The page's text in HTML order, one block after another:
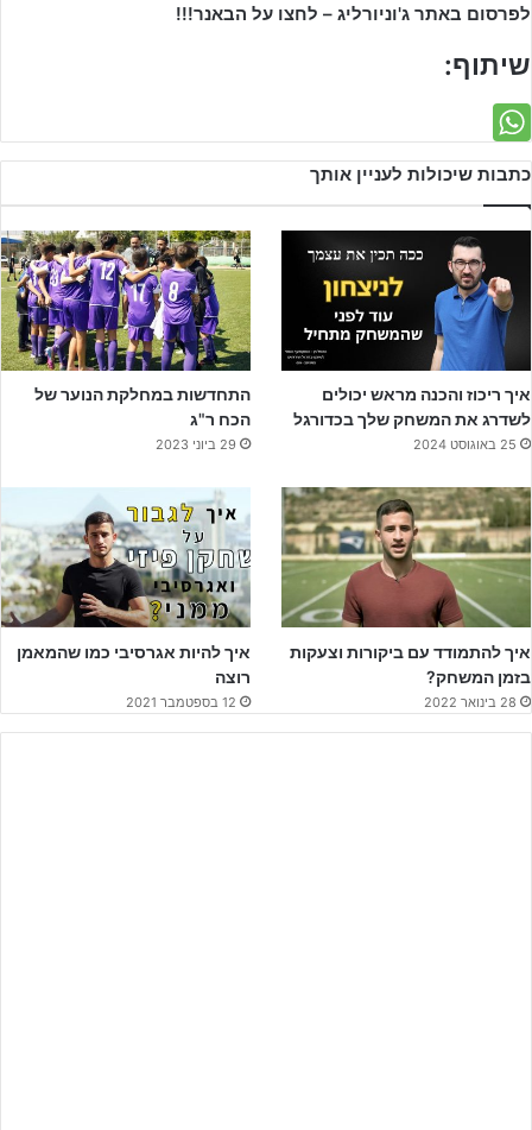
17. נדב בר קליפה, נס ציונה ילדים ב'
21 הצבעות
18
18. מג'ד אבו פאני, כפר קרע נערים ג'
15
לפרסום באתר ג'וניורליג – לחצו על הבאנר!!!
שיתוף:
כתבות שיכולות לעניין אותך
איך ריכוז והכנה מראש יכולים
לשדרג את המשחק שלך בכדורגל
25 באוגוסט 2024
התחדשות במחלקת הנוער של
הכח ר"ג
29 ביוני 2023
איך להתמודד עם ביקורות וצעקות
בזמן המשחק?
28 בינואר 2022
איך להיות אגרסיבי כמו שהמאמן
רוצה
12 בספטמבר 2021